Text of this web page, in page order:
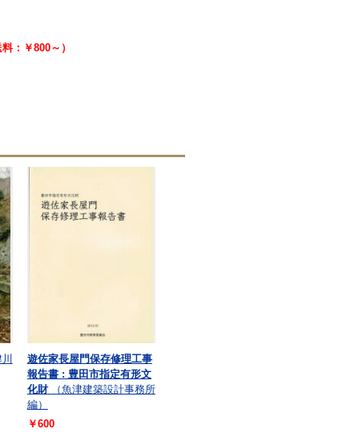
：￥800～）
川
遊佐家長屋門保存修理工事
報告書 : 豊田市指定有形文
化財
（魚津建築設計事務所
編）
￥600